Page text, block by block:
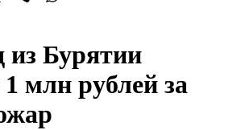
из Бурятии
млн рублей за